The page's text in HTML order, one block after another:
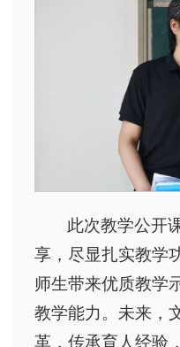
此次教学公开
享，尽显扎实教学
师生带来优质教学
教学能力。未来，
革，传承育人经验